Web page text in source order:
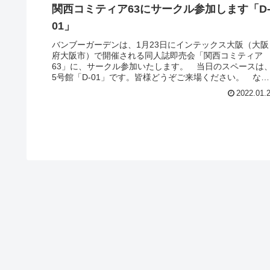
関西コミティア63にサークル参加します「D-
01」
バンブーガーデンは、1月23日にインテックス大阪（大阪
府大阪市）で開催される同人誌即売会「関西コミティア
63」に、サークル参加いたします。 当日のスペースは、
5号館「D-01」です。皆様どうぞご来場ください。 な